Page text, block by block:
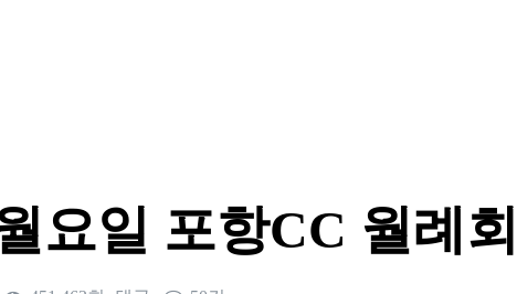
요일 포항CC 월례